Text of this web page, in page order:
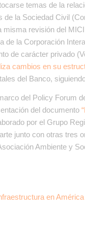
temas de la
la Sociedad Civil
revisión del
de la Corporación
de carácter privado
cambios en su
del Banco,
del Policy Forum
del documento
por el Grupo
junto con otras tres
Ambiente y
en